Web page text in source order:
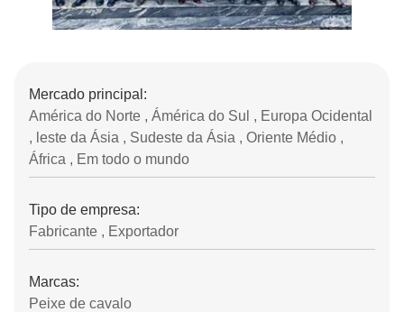
Mercado principal:
América do Norte , Ámérica do Sul , Europa Ocidental
, leste da Ásia , Sudeste da Ásia , Oriente Médio ,
África , Em todo o mundo
Tipo de empresa:
Fabricante , Exportador
Marcas:
Peixe de cavalo